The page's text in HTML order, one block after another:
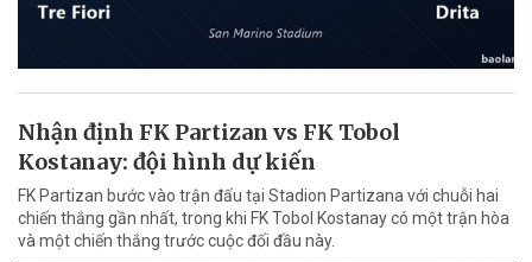
Nhận định FK Partizan vs FK Tobol
Kostanay: đội hình dự kiến
FK Partizan bước vào trận đấu tại Stadion Partizana với chuỗi hai
chiến thắng gần nhất, trong khi FK Tobol Kostanay có một trận hòa
và một chiến thắng trước cuộc đối đầu này.